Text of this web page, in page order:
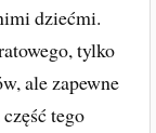
dziećmi.
tylko
ale zapewne
tego